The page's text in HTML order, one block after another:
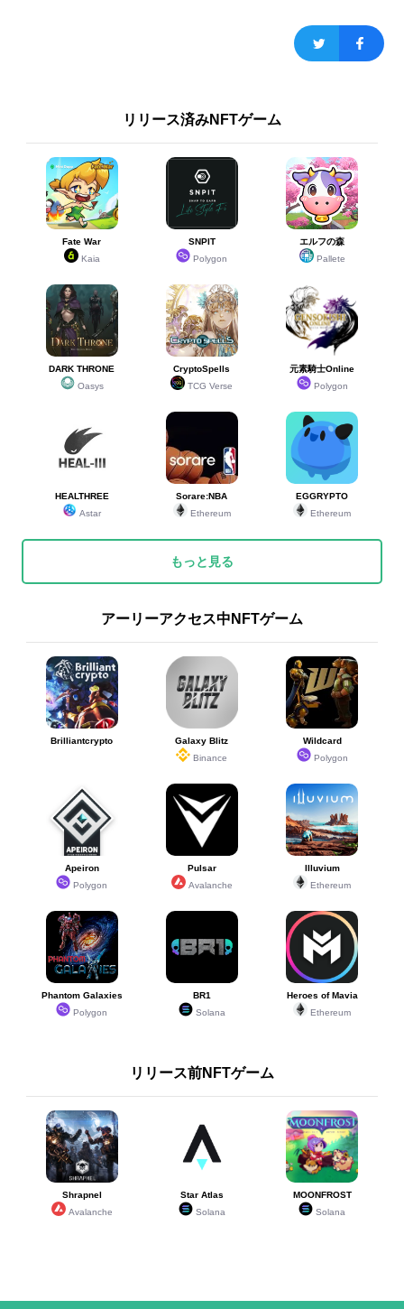
リリース済みNFTゲーム
Fate War
Kaia
SNPIT
Polygon
エルフの森
Pallete
DARK THRONE
Oasys
CryptoSpells
TCG Verse
元素騎士Online
Polygon
HEALTHREE
Astar
Sorare:NBA
Ethereum
EGGRYPTO
Ethereum
もっと見る
アーリーアクセス中NFTゲーム
Brilliantcrypto
Galaxy Blitz
Binance
Wildcard
Polygon
Apeiron
Polygon
Pulsar
Avalanche
Illuvium
Ethereum
Phantom Galaxies
Polygon
BR1
Solana
Heroes of Mavia
Ethereum
リリース前NFTゲーム
Shrapnel
Avalanche
Star Atlas
Solana
MOONFROST
Solana